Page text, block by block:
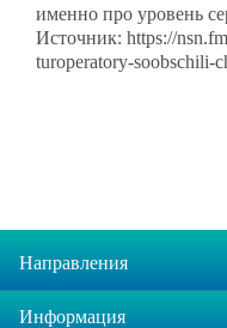
именно про уровень
Источник: https://
turoperatory-soobschili-
Направления
Информация